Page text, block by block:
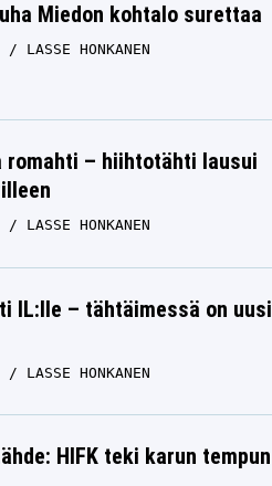
Miedon kohtalo surettaa
LASSE HONKANEN
romahti – hiihtotähti lausui
LASSE HONKANEN
IL:lle – tähtäimessä on uusi
LASSE HONKANEN
HIFK teki karun tempun